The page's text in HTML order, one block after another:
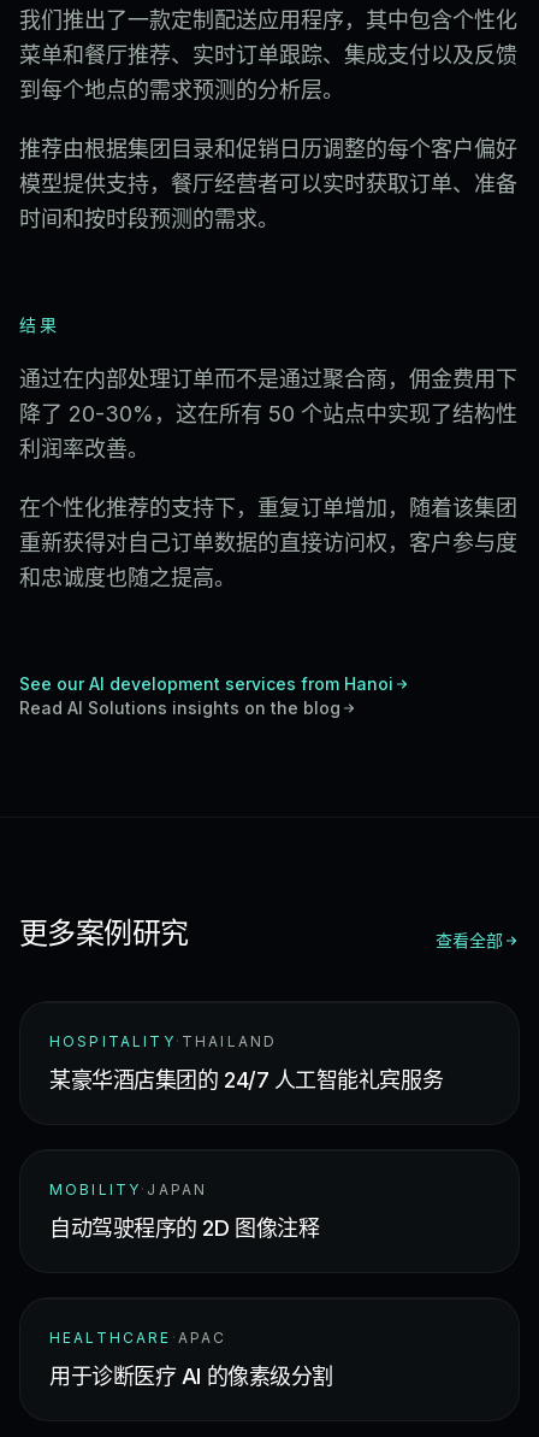
我们推出了一款定制配送​​应用程序，其中包含个性化
菜单和餐厅推荐、实时订单跟踪、集成支付以及反馈
到每个地点的需求预测的分析层。
推荐由根据集团目录和促销日历调整的每个客户偏好
模型提供支持，餐厅经营者可以实时获取订单、准备
时间和按时段预测的需求。
结果
通过在内部处理订单而不是通过聚合商，佣金费用下
降了 20-30%，这在所有 50 个站点中实现了结构性
利润率改善。
在个性化推荐的支持下，重复订单增加，随着该集团
重新获得对自己订单数据的直接访问权，客户参与度
和忠诚度也随之提高。
See our AI development services from Hanoi
Read AI Solutions insights on the blog
更多案例研究 查看全部
HOSPITALITY · THAILAND
某豪华酒店集团的 24/7 人工智能礼宾服务
MOBILITY · JAPAN
自动驾驶程序的 2D 图像注释
HEALTHCARE · APAC
用于诊断医疗 AI 的像素级分割